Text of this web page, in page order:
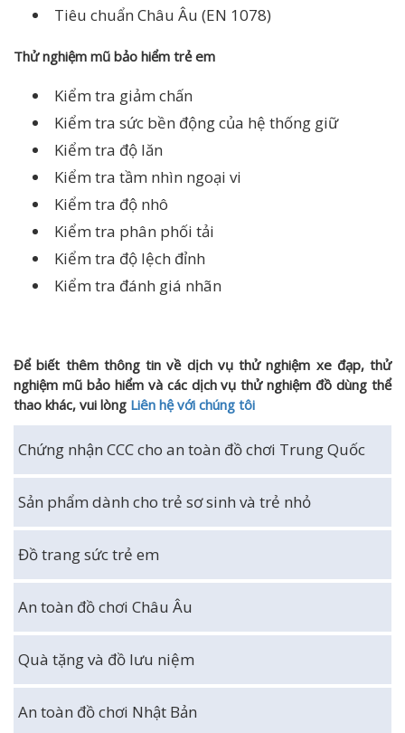
Tiêu chuẩn Châu Âu (EN 1078)
Thử nghiệm mũ bảo hiểm trẻ em
Kiểm tra giảm chấn
Kiểm tra sức bền động của hệ thống giữ
Kiểm tra độ lăn
Kiểm tra tầm nhìn ngoại vi
Kiểm tra độ nhô
Kiểm tra phân phối tải
Kiểm tra độ lệch đỉnh
Kiểm tra đánh giá nhãn
Để biết thêm thông tin về dịch vụ thử nghiệm xe đạp, thử
nghiệm mũ bảo hiểm và các dịch vụ thử nghiệm đồ dùng thể
thao khác, vui lòng Liên hệ với chúng tôi
Chứng nhận CCC cho an toàn đồ chơi Trung Quốc
Sản phẩm dành cho trẻ sơ sinh và trẻ nhỏ
Đồ trang sức trẻ em
An toàn đồ chơi Châu Âu
Quà tặng và đồ lưu niệm
An toàn đồ chơi Nhật Bản